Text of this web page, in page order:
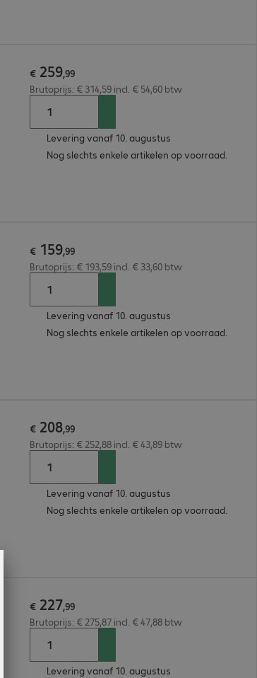
€ 259,99
Brutoprijs: € 314,59 incl. € 54,60 btw
Levering vanaf 10. augustus
Nog slechts enkele artikelen op voorraad.
€ 159,99
Brutoprijs: € 193,59 incl. € 33,60 btw
Levering vanaf 10. augustus
Nog slechts enkele artikelen op voorraad.
€ 208,99
Brutoprijs: € 252,88 incl. € 43,89 btw
Levering vanaf 10. augustus
Nog slechts enkele artikelen op voorraad.
€ 227,99
Brutoprijs: € 275,87 incl. € 47,88 btw
Levering vanaf 10. augustus